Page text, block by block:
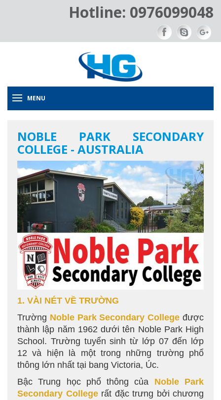
Hotline: 0976099048
MENU
NOBLE PARK SECONDARY
COLLEGE - AUSTRALIA
1. VÀI NÉT VỀ TRƯỜNG
Trường Noble Park Secondary College được
thành lập năm 1962 dưới tên Noble Park High
School. Trường tuyển sinh từ lớp 07 đến lớp
12 và hiện là một trong những trường phổ
thông lớn nhất tại bang Victoria, Úc.
Bậc Trung học phổ thông của Noble Park
Secondary College rất đặc trưng bởi chương